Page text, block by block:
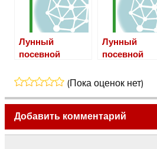
Лунный
посевной
июль 2019 года
Лунный
посевной
декабрь 2019
года
(Пока оценок нет)
Добавить комментарий